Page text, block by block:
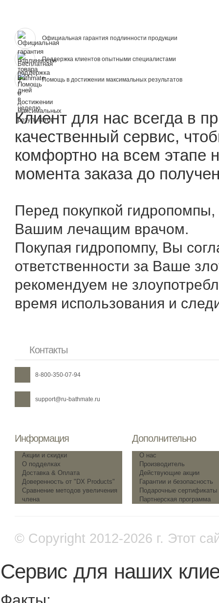
Официальная гарантия подлинности продукции
Поддержка клиентов опытными специалистами
Помощь в достижении максимальных результатов
Клиент для нас всегда в
качественный сервис,
комфортно на всем этапе
момента заказа до
Перед покупкой гидропомпы,
Вашим лечащим врачом.
Покупая гидропомпу, Вы
ответственности за Ваше
рекомендуем не
время использования и
Контакты
8-800-350-07-94
support@ru-bathmate.ru
Информация
Акции и скидки
О подделках
Доставка & Оплата
Доверенность от "DX Products"
Сравнение методов увеличения
члена
Дополнительно
О нас
Производитель
Действующие акции
Гарантии и безопасность
Подарочные сертификаты
Партнерская программа
© Copyright 2012-2026 г. Этот
Сервис для наших